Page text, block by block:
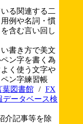
る関連する二
例や名詞・慣
含む言い回し
書き方で美文
ン字を書く為
く使う文字や
ン字練習帳
葉図書館 /
FX
データベース検
介記事等を除